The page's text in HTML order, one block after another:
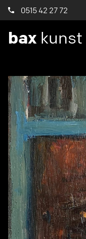
0515 42 27 72
bax kunst